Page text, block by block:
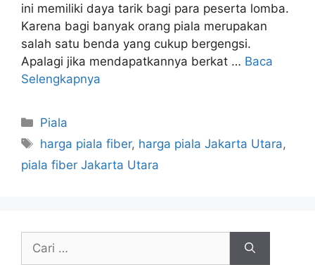
ini memiliki daya tarik bagi para peserta lomba.
Karena bagi banyak orang piala merupakan
salah satu benda yang cukup bergengsi.
Apalagi jika mendapatkannya berkat … Baca
Selengkapnya
Kategori
Piala
Tag
harga piala fiber, harga piala Jakarta Utara,
piala fiber Jakarta Utara
untuk: